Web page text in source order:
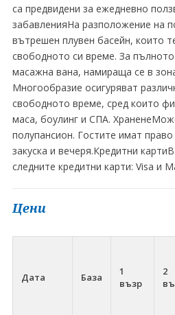
са предвидени за ежедневно
забавленияНа разположение на
вътрешен плувен басейн, които
свободното си време. За
масажна вана, намираща се в
Многообразие осигуряват
свободното време, сред които
маса, боулинг и СПА.
полупансион. Гостите имат
закуска и вечеря.Кредитни
следните кредитни карти: Visa и
Цени
Дата База
1
възр
2